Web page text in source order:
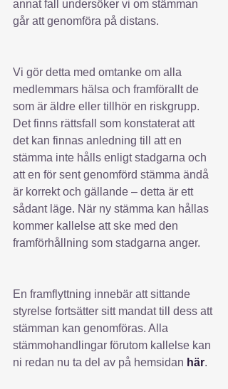
annat fall undersöker vi om stämman
går att genomföra på distans.
Vi gör detta med omtanke om alla
medlemmars hälsa och framförallt de
som är äldre eller tillhör en riskgrupp.
Det finns rättsfall som konstaterat att
det kan finnas anledning till att en
stämma inte hålls enligt stadgarna och
att en för sent genomförd stämma ändå
är korrekt och gällande – detta är ett
sådant läge. När ny stämma kan hållas
kommer kallelse att ske med den
framförhållning som stadgarna anger.
En framflyttning innebär att sittande
styrelse fortsätter sitt mandat till dess att
stämman kan genomföras. Alla
stämmohandlingar förutom kallelse kan
ni redan nu ta del av på hemsidan här.